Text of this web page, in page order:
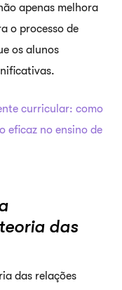
apenas melhora
o processo de
os alunos
curricular: como
eficaz no ensino de
das
das relações